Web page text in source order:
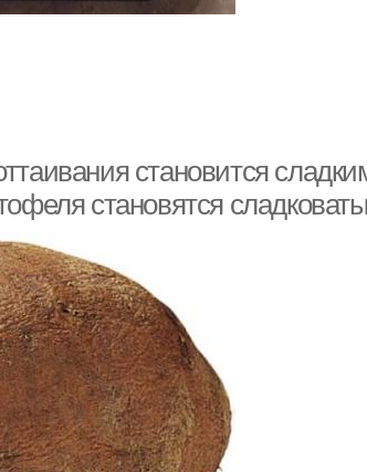
становится
становятся